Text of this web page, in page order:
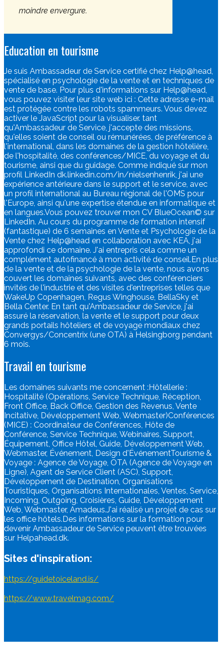
moindre envergure.
Education en tourisme
Je suis Ambassadeur de Service certifié chez Help@head,
spécialisé en psychologie de la vente et en techniques de
vente de base. Pour plus d'informations sur Help@head,
vous pouvez visiter leur site web ici : Cette adresse e-mail
est protégée contre les robots spammeurs. Vous devez
activer le JavaScript pour la visualiser. tant
qu'Ambassadeur de Service, j'accepte des missions,
qu'elles soient de conseil ou rémunérées, de préférence à
l'international, dans les domaines de la gestion hôtelière,
de l'hospitalité, des conférences/MICE, du voyage et du
tourisme, ainsi que du guidage. Comme indiqué sur mon
profil LinkedIn dk.linkedin.com/in/nielsenhenrik, j'ai une
expérience antérieure dans le support et le service, avec
un profil international au Bureau régional de l'OMS pour
l'Europe, ainsi qu'une expertise étendue en informatique et
en langues.Vous pouvez trouver mon CV BlueOcean© sur
LinkedIn. Au cours du programme de formation intensif
(fantastique) de 6 semaines en Vente et Psychologie de la
Vente chez Help@head en collaboration avec KEA, j'ai
approfondi ce domaine. J'ai entrepris cela comme un
complément autofinancé à mon activité de conseil.En plus
de la vente et de la psychologie de la vente, nous avons
couvert les domaines suivants, avec des conférenciers
invités de l'industrie et des visites d'entreprises telles que
WakeUp Copenhagen, Regus Winghouse, BellaSky et
Bella Center. En tant qu'Ambassadeur de Service, j'ai
assuré la réservation, la vente et le support pour deux
grands portails hôteliers et de voyage mondiaux chez
Convergys/Concentrix (une OTA) à Helsingborg pendant
6 mois.
Travail en tourisme
Les domaines suivants me concernent :Hôtellerie :
Hospitalité (Opérations, Service Technique, Réception,
Front Office, Back Office, Gestion des Revenus, Vente
Incitative, Développement Web, Webmaster)Conférences
(MICE) : Coordinateur de Conférences, Hôte de
Conférence, Service Technique, Webinaires, Support,
Équipement, Office Hôtel, Guide, Développement Web,
Webmaster, Événement, Design d'ÉvénementTourisme &
Voyage : Agence de Voyage, OTA (Agence de Voyage en
Ligne), Agent de Service Client (ASC), Support,
Développement de Destination, Organisations
Touristiques, Organisations Internationales, Ventes, Service,
Incoming, Outgoing, Croisières, Guide, Développement
Web, Webmaster, Amadeus.J'ai réalisé un projet de cas sur
les office hôtels.Des informations sur la formation pour
devenir Ambassadeur de Service peuvent être trouvées
sur Helpahead.dk.
Sites d'inspiration:
https://guidetoiceland.is/
https://www.travelmag.com/